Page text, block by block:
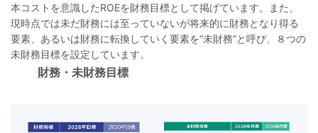
本コストを意識したROEを財務目標として掲げています。また、
現時点では未だ財務には至っていないが将来的に財務となり得る
要素、あるいは財務に転換していく要素を“未財務”と呼び、８つの
未財務目標を設定しています。
財務・未財務目標